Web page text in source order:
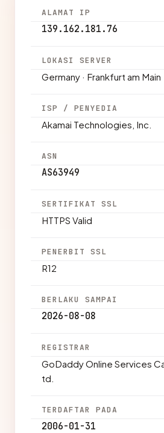
ALAMAT IP
139.162.181.76
LOKASI SERVER
Germany · Frankfurt am Main
ISP / PENYEDIA
Akamai Technologies, Inc.
ASN
AS63949
SERTIFIKAT SSL
HTTPS Valid
PENERBIT SSL
R12
BERLAKU SAMPAI
2026-08-08
REGISTRAR
GoDaddy Online Services
td.
TERDAFTAR PADA
2006-01-31